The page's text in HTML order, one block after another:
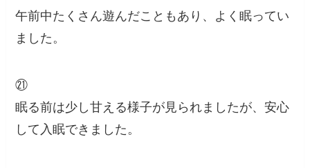
午前中たくさん遊んだこともあり、よく眠ってい
ました。
㉑
眠る前は少し甘える様子が見られましたが、安心
して入眠できました。